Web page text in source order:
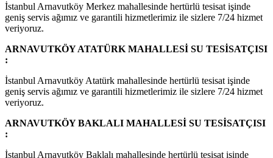
İstanbul Arnavutköy Merkez mahallesinde hertürlü tesisat işinde
geniş servis ağımız ve garantili hizmetlerimiz ile sizlere 7/24 hizmet
veriyoruz.
ARNAVUTKÖY ATATÜRK MAHALLESİ SU TESİSATÇISI
:
İstanbul Arnavutköy Atatürk mahallesinde hertürlü tesisat işinde
geniş servis ağımız ve garantili hizmetlerimiz ile sizlere 7/24 hizmet
veriyoruz.
ARNAVUTKÖY BAKLALI MAHALLESİ SU TESİSATÇISI
:
İstanbul Arnavutköy Baklalı mahallesinde hertürlü tesisat işinde